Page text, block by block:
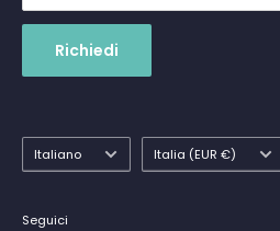
Richiedi
Lingua
Italiano Paese
Italia (EUR €)
Seguici